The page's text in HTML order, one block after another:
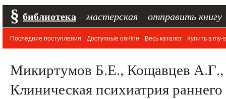
§ библиотека мастерская отправить книгу
Последние поступления Доступные on-line Весь каталог Купить в my-
Микиртумов Б.Е., Кощавцев
Клиническая психиатрия раннего